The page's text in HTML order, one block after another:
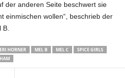
der anderen Seite beschwert sie
einmischen wollen“, beschrieb der
HORNER MEL B MEL C
SPICE GIRLS